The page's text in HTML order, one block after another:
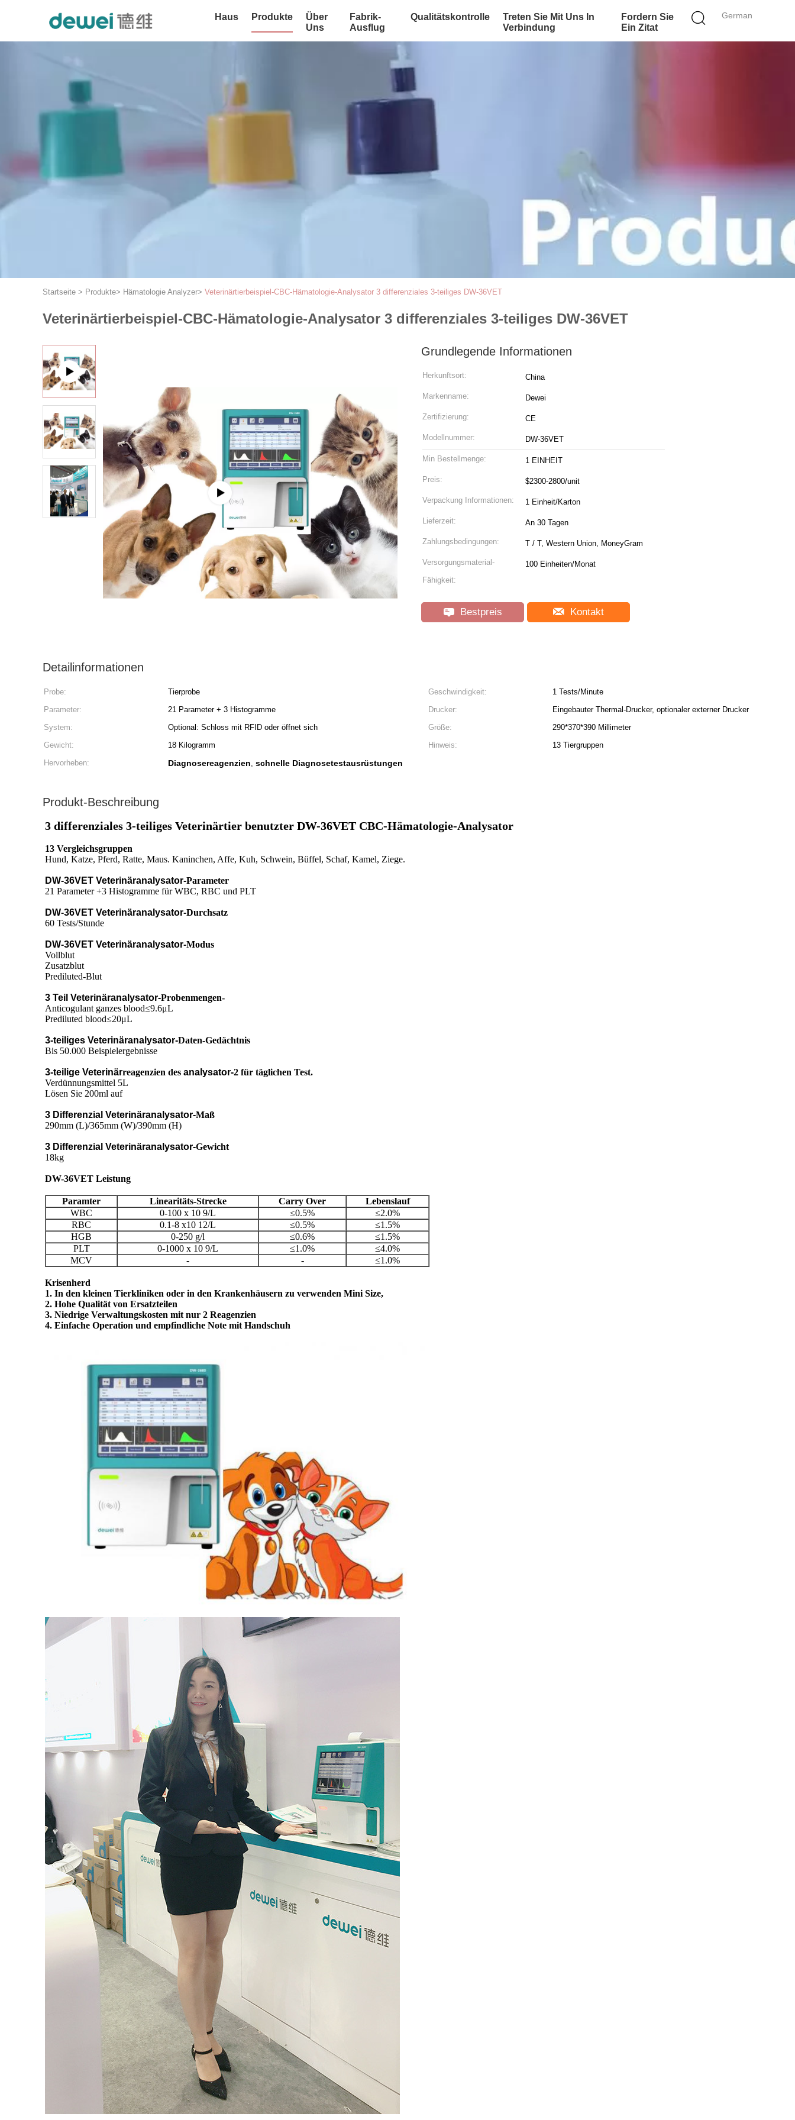
German
Haus Produkte
Über
Uns
Fabrik-
Ausflug
Qualitätskontrolle
Treten Sie Mit Uns In
Verbindung
Fordern Sie
Ein Zitat
Startseite > Produkte> Hämatologie Analyzer> Veterinärtierbeispiel-CBC-Hämatologie-Analysator 3 differenziales 3-teiliges DW-36VET
Veterinärtierbeispiel-CBC-Hämatologie-Analysator 3 differenziales 3-teiliges DW-36VET
Grundlegende Informationen
Herkunftsort: China
Markenname: Dewei
Zertifizierung: CE
Modellnummer: DW-36VET
Min Bestellmenge: 1 EINHEIT
Preis: $2300-2800/unit
Verpackung Informationen: 1 Einheit/Karton
Lieferzeit: An 30 Tagen
Zahlungsbedingungen: T / T, Western Union, MoneyGram
Versorgungsmaterial-
Fähigkeit:
100 Einheiten/Monat
Bestpreis Kontakt
Detailinformationen
Probe: Tierprobe Geschwindigkeit:
1 Tests/Minute
Parameter:
21 Parameter + 3 Histogramme Drucker:
Eingebauter Thermal-Drucker, optionaler externer Drucker
System:
Optional: Schloss mit RFID oder öffnet sich Größe:
290*370*390 Millimeter
Gewicht:
18 Kilogramm Hinweis:
13 Tiergruppen
Hervorheben:
Diagnosereagenzien, schnelle Diagnosetestausrüstungen
Produkt-Beschreibung
3 differenziales 3-teiliges Veterinärtier benutzter DW-36VET CBC-Hämatologie-Analysator
13 Vergleichsgruppen
Hund, Katze, Pferd, Ratte, Maus. Kaninchen, Affe, Kuh, Schwein, Büffel, Schaf, Kamel, Ziege.
DW-36VET Veterinäranalysator-Parameter
21 Parameter +3 Histogramme für WBC, RBC und PLT
DW-36VET Veterinäranalysator-Durchsatz
60 Tests/Stunde
DW-36VET Veterinäranalysator-Modus
Vollblut
Zusatzblut
Prediluted-Blut
3 Teil Veterinäranalysator-Probenmengen-
Anticogulant ganzes blood≤9.6μL
Prediluted blood≤20μL
3-teiliges Veterinäranalysator-Daten-Gedächtnis
Bis 50.000 Beispielergebnisse
3-teilige Veterinärreagenzien des analysator-2 für täglichen Test.
Verdünnungsmittel 5L
Lösen Sie 200ml auf
3 Differenzial Veterinäranalysator-Maß
290mm (L)/365mm (W)/390mm (H)
3 Differenzial Veterinäranalysator-Gewicht
18kg
DW-36VET Leistung
Paramter Linearitäts-Strecke Carry Over
Lebenslauf
WBC
0-100 x 10 9/L ≤0.5%
≤2.0%
RBC
0.1-8 x10 12/L ≤0.5%
≤1.5%
HGB
0-250 g/l ≤0.6%
≤1.5%
PLT
0-1000 x 10 9/L ≤1.0%
≤4.0%
MCV
- - ≤1.0%
Krisenherd
1. In den kleinen Tierkliniken oder in den Krankenhäusern zu verwenden Mini Size,
2. Hohe Qualität von Ersatzteilen
3. Niedrige Verwaltungskosten mit nur 2 Reagenzien
4. Einfache Operation und empfindliche Note mit Handschuh